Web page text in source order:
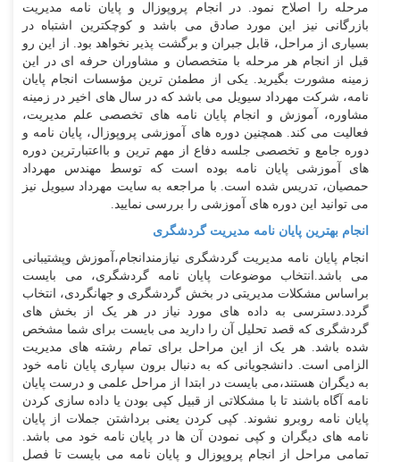
مرحله را اصلاح نمود. در انجام پروپوزال و پایان نامه مدیریت
بازرگانی نیز این مورد صادق می باشد و کوچکترین اشتباه در
بسیاری از مراحل، قابل جبران و برگشت پذیر نخواهد بود. از این رو
قبل از انجام هر مرحله با متخصصان و مشاوران حرفه ای در این
زمینه مشورت بگیرید. یکی از مطمئن ترین مؤسسات انجام پایان
نامه، شرکت مهرداد سیویل می باشد که در سال های اخیر در زمینه
مشاوره، آموزش و انجام پایان نامه های تخصصی علم مدیریت،
فعالیت می کند. همچنین دوره های آموزشی پروپوزال، پایان نامه و
دوره جامع و تخصصی جلسه دفاع از مهم ترین و بااعتبارترین دوره
های آموزشی پایان نامه بوده است که توسط مهندس مهرداد
حمصیان، تدریس شده است. با مراجعه به سایت مهرداد سیویل نیز
می توانید این دوره های آموزشی را بررسی نمایید.
انجام بهترین پایان نامه مدیریت گردشگری
انجام پایان نامه مدیریت گردشگری نیازمندانجام،آموزش وپشتیبانی
می باشد.انتخاب موضوعات پایان نامه گردشگری، می بایست
براساس مشکلات مدیریتی در بخش گردشگری و جهانگردی، انتخاب
گردد.دسترسی به داده های مورد نیاز در هر یک از بخش های
گردشگری که قصد تحلیل آن را دارید می بایست برای شما مشخص
شده باشد. هر یک از این مراحل برای تمام رشته های مدیریت
الزامی است. دانشجویانی که به دنبال برون سپاری پایان نامه خود
به دیگران هستند،می بایست در ابتدا از مراحل علمی و درست پایان
نامه آگاه باشند تا با مشکلاتی از قبیل کپی بودن یا داده سازی کردن
پایان نامه روبرو نشوند. کپی کردن یعنی برداشتن جملات از پایان
نامه های دیگران و کپی نمودن آن ها در پایان نامه خود می باشد.
تمامی مراحل از انجام پروپوزال و پایان نامه می بایست تا فصل